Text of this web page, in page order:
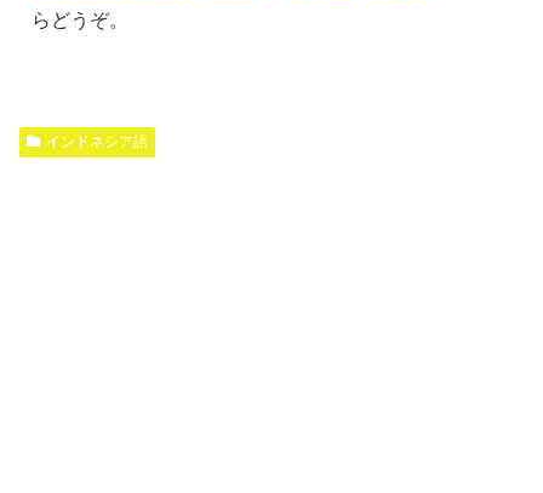
らどうぞ。
インドネシア語